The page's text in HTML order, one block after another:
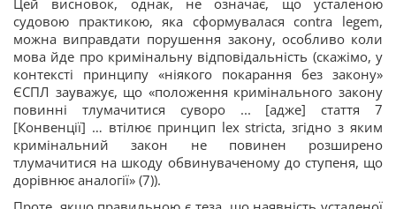
Цей висновок, однак, не означає, що усталеною
судовою практикою, яка сформувалася contra legem,
можна виправдати порушення закону, особливо коли
мова йде про кримінальну відповідальність (скажімо, у
контексті принципу «ніякого покарання без закону»
ЄСПЛ зауважує, що «положення кримінального закону
повинні тлумачитися суворо ... [адже] стаття 7
[Конвенції] … втілює принцип lex stricta, згідно з яким
кримінальний закон не повинен розширено
тлумачитися на шкоду обвинуваченому до ступеня, що
дорівнює аналогії» (7)).